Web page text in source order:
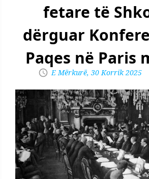
fetare të
dërguar
Paqes në Paris
E Mërkurë, 30 Korrik 2025